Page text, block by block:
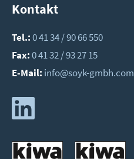
Kontakt
Tel.:0 41 34 / 90 66 550
Fax:0 41 32 / 93 27 15
E-Mail: info@soyk-gmbh.com